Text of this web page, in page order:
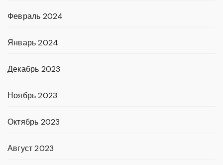
Февраль 2024
Январь 2024
Декабрь 2023
Ноябрь 2023
Октябрь 2023
Август 2023